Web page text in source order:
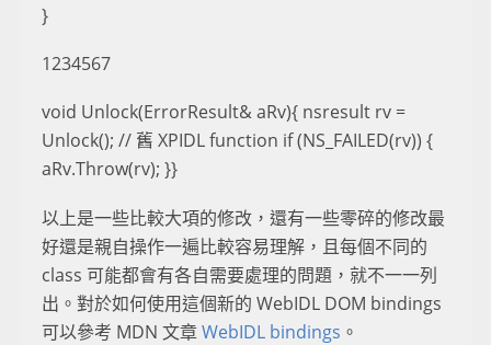
}
1234567
void Unlock(ErrorResult& aRv){ nsresult rv =
Unlock(); // 舊 XPIDL function if (NS_FAILED(rv)) {
aRv.Throw(rv); }}
以上是一些比較大項的修改，還有一些零碎的修改最
好還是親自操作一遍比較容易理解，且每個不同的
class 可能都會有各自需要處理的問題，就不一一列
出。對於如何使用這個新的 WebIDL DOM bindings
可以參考 MDN 文章WebIDL bindings 。